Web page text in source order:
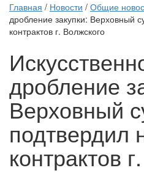
Главная / Новости / Общие
дробление закупки: Верховный
контрактов г. Волжского
дробление
Верховный
подтвердил
контрактов